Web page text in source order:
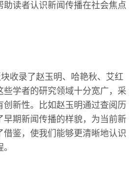
助读者认识新闻传播在社会焦点
收录了赵玉明、哈艳秋、艾红
些学者的研究领域十分宽广，采
创新性。比如赵玉明通过查阅历
早期新闻传播的样貌，为当前新
借鉴，使我们能够更清晰地认识